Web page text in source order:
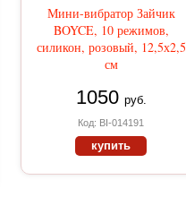
Мини-вибратор Зайчик
BOYCE, 10 режимов,
силикон, розовый, 12,5х2,5
см
1050 руб.
Код: BI-014191
купить